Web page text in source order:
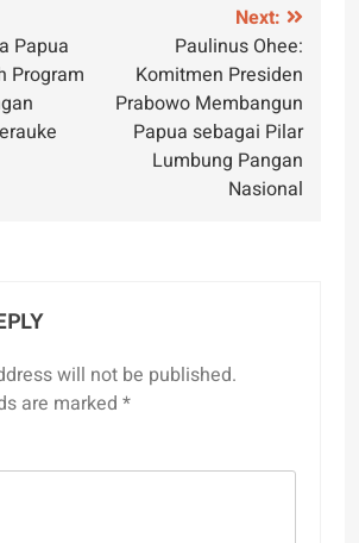
Papua
Program
Next:
Paulinus Ohee:
Komitmen Presiden
Prabowo Membangun
Papua sebagai Pilar
Lumbung Pangan
Nasional
will not be published.
are marked *